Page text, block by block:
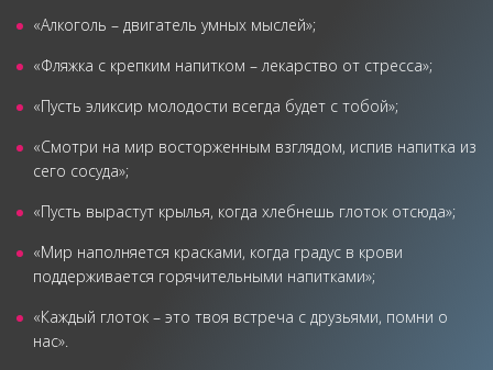
«Алкоголь – двигатель умных мыслей»;
«Фляжка с крепким напитком – лекарство от стресса»;
«Пусть эликсир молодости всегда будет с тобой»;
«Смотри на мир восторженным взглядом, испив напитка из
сего сосуда»;
«Пусть вырастут крылья, когда хлебнешь глоток отсюда»;
«Мир наполняется красками, когда градус в крови
поддерживается горячительными напитками»;
«Каждый глоток – это твоя встреча с друзьями, помни о
нас».